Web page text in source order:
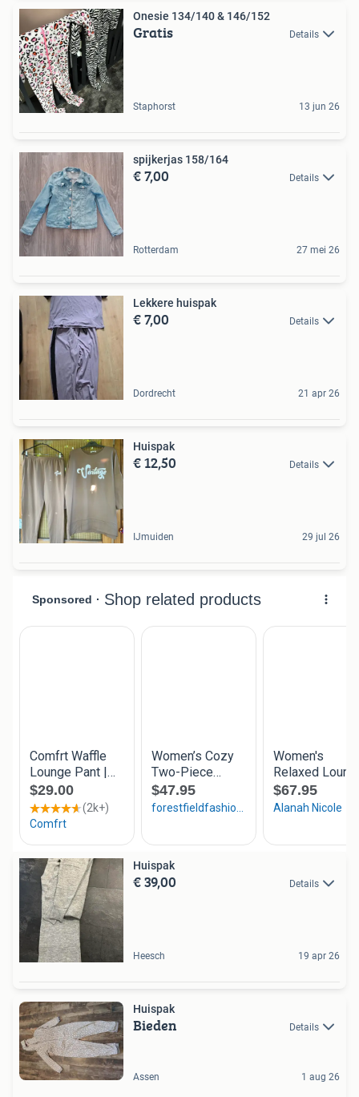
Onesie 134/140 & 146/152
Gratis Details
Staphorst 13 jun 26
spijkerjas 158/164
€ 7,00 Details
Rotterdam 27 mei 26
Lekkere huispak
€ 7,00 Details
Dordrecht 21 apr 26
Huispak
€ 12,50 Details
IJmuiden 29 jul 26
Huispak
€ 39,00 Details
Heesch 19 apr 26
Huispak
Bieden Details
Assen 1 aug 26